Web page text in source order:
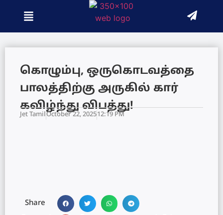
கொழும்பு, ஒருகொடவத்தை
பாலத்திற்கு அருகில் கார்
கவிழ்ந்து விபத்து!
Jet TamilOctober 22, 202512:19 PM
Share